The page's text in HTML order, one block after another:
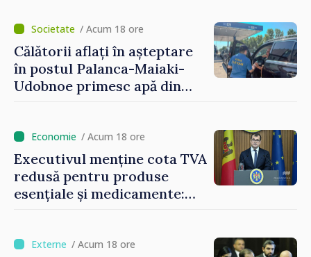
/ Acum 18 ore
Călătorii aflați în așteptare
în postul Palanca-Maiaki-
Udobnoe primesc apă din
/ Acum 18 ore
Executivul menține cota TVA
redusă pentru produse
esențiale și medicamente:
bază al oamenilor”
/ Acum 18 ore